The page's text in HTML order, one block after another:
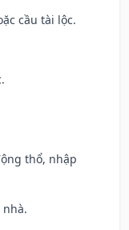
cầu tài lộc.
thổ, nhập
nhà.